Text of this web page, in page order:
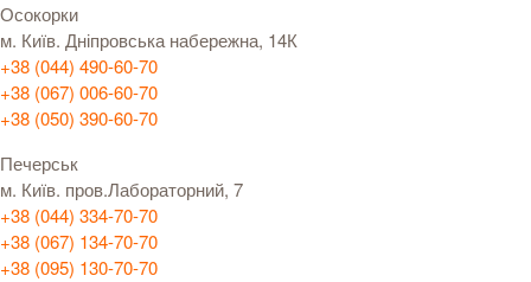
Осокорки
м. Київ. Дніпровська набережна, 14К
+38 (044) 490-60-70
+38 (067) 006-60-70
+38 (050) 390-60-70
Печерськ
м. Київ. пров.Лабораторний, 7
+38 (044) 334-70-70
+38 (067) 134-70-70
+38 (095) 130-70-70